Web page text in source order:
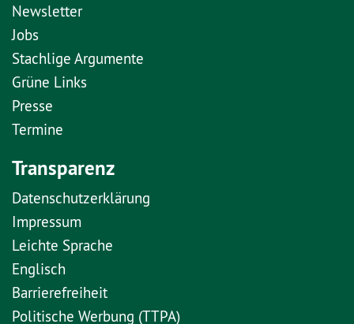
Newsletter
Jobs
Stachlige Argumente
Grüne Links
Presse
Termine
Transparenz
Datenschutzerklärung
Impressum
Leichte Sprache
Englisch
Barrierefreiheit
Politische Werbung (TTPA)